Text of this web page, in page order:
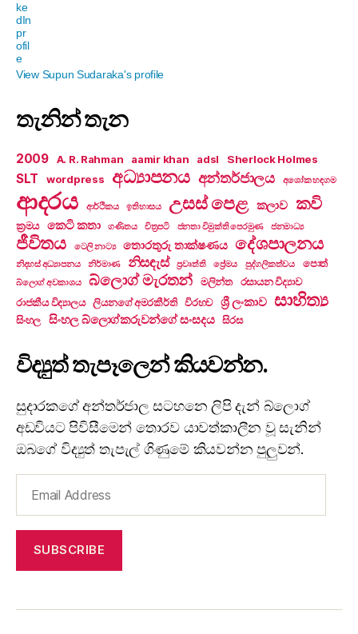
View Supun Sudaraka's profile
තැනින් තැන
2009 A. R. Rahman aamir khan adsl Sherlock Holmes
SLT wordpress අධ්‍යාපනය අන්තර්ජාලය අශෝක හඳගම
ආදරය ආර්ථිකය ඉතිහාසය උසස් පෙළ කලාව කවි
ක්‍රමය කෙටි කතා ගණිතය චිත්‍රපටි ජනතා විමුක්ති පෙරමුණ ජනමාධ්‍ය
ජීවිතය ටෙලි නාට්‍ය තොරතුරු තාක්ෂණය දේශපාලනය
නිදහස් අධ්‍යාපනය නිර්මාණ නිසඳැස් ප්‍රවෘත්ති ප්‍රේමය පුද්ගලිකත්වය පොත්
බ්ලොග් අවකාශය බ්ලොග් මැරතන් මලින්ත
රසායන විද්‍යාව
රාජකීය විද්‍යාලය
ලියනගේ අමරකීර්ති විරහව ශ්‍රී ලංකාව සාහිත්‍ය
සිංහල සිංහල බ්ලොග්කරුවන්ගේ සංසදය සිරස
විද්‍යුත් තැපෑලෙන් කියවන්න.
සුදාරකගේ අන්තර්ජාල සටහනෙ ලිපි දැන් බ්ලොග්
අඩවියට පිවිසීමෙන් තොරව යාවත්කාලීන වූ සැනින්
ඔබගේ විද්‍යුත් තැපැල් ගිණුමේ කියවන්න පුලුවන්.
Address
SUBSCRIBE